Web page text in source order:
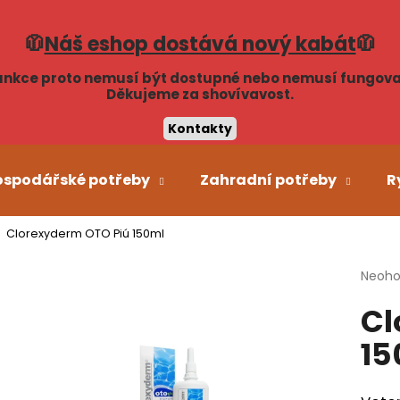
🧥Náš eshop dostává nový kabát🧥
proto nemusí být dostupné nebo nemusí
Děkujeme za shovívavost.
Kontakty
potřeby Zahradní potřeby
Clorexyderm OTO Piú 150ml
je
0,0
Co potřebujete najít?
Doporučujeme